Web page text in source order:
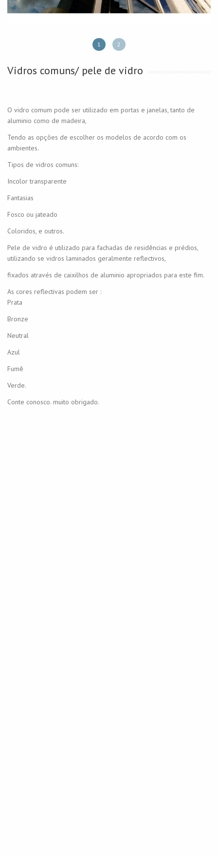
1 2
Vidros comuns/ pele de vidro
O vidro comum pode ser utilizado em portas e janelas, tanto de
aluminio como de madeira,
Tendo as opções de escolher os modelos de acordo com os
ambientes.
Tipos de vidros comuns:
Incolor transparente
Fantasias
Fosco ou jateado
Coloridos, e outros.
Pele de vidro é utilizado para fachadas de residências e prédios,
utilizando se vidros laminados geralmente reflectivos,
fixados através de caixilhos de aluminio apropriados para este fim.
As cores reflectivas podem ser :
Prata
Bronze
Neutral
Azul
Fumê
Verde.
Conte conosco. muito obrigado.